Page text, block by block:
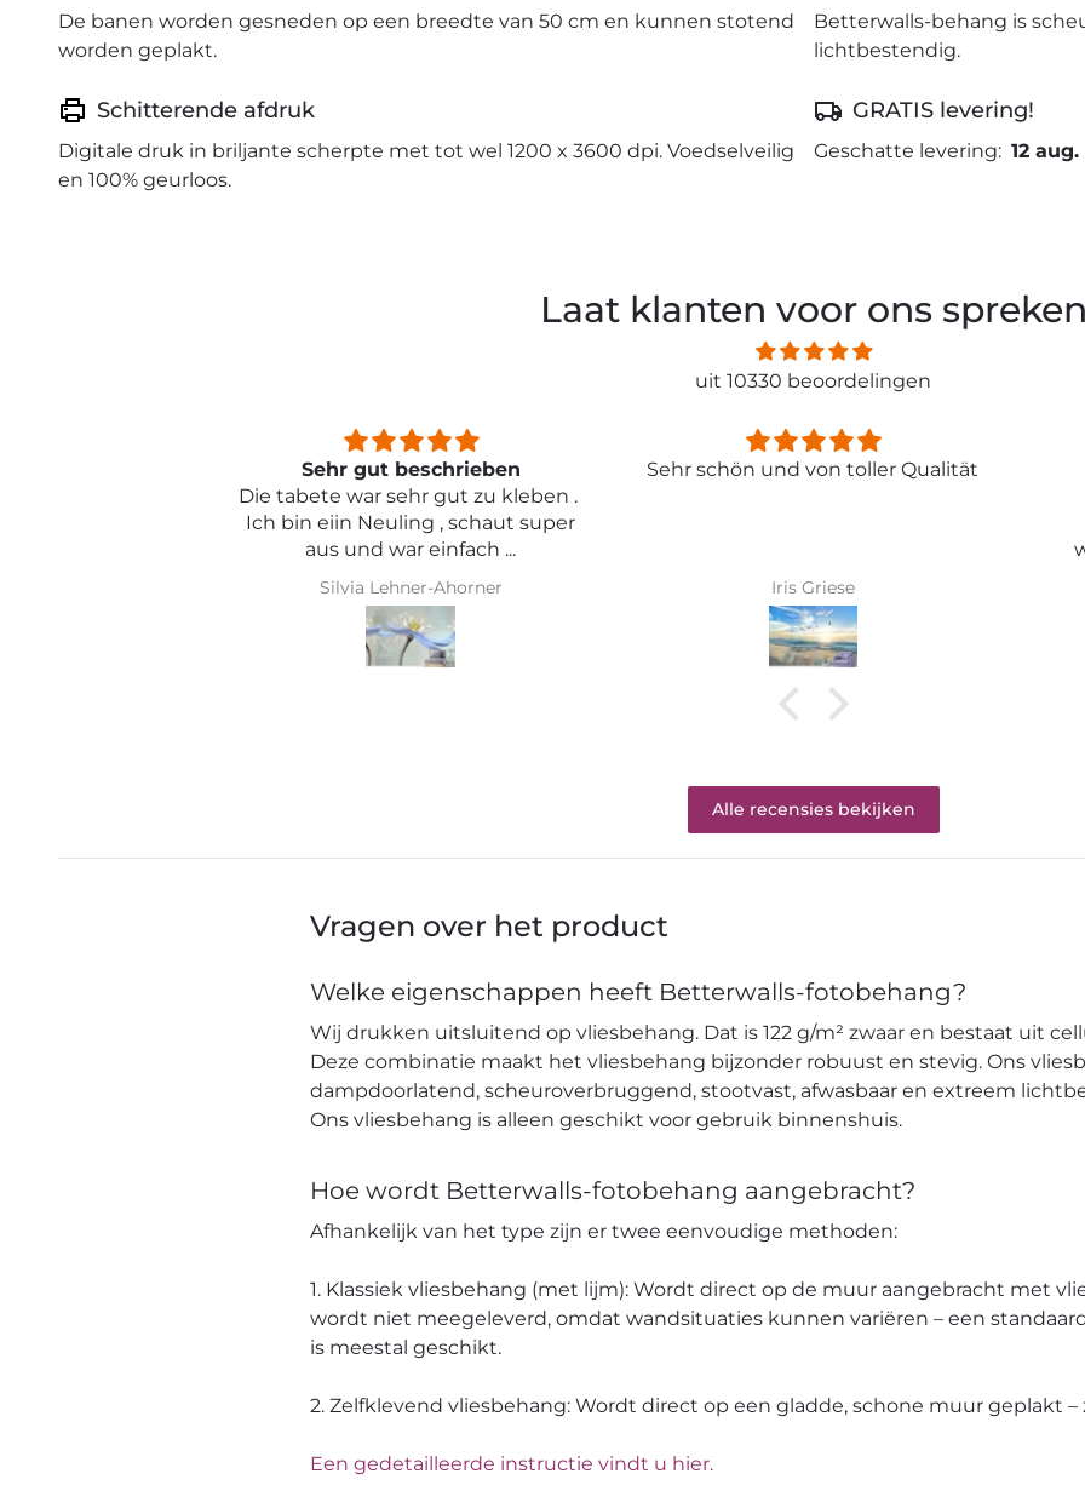
De banen worden gesneden op een breedte van 50 cm en kunnen stotend
worden geplakt.
Betterwalls-behang is
lichtbestendig.
Schitterende afdruk
Digitale druk in briljante scherpte met tot wel 1200 x 3600 dpi. Voedselveilig
en 100% geurloos.
GRATIS levering!
Geschatte levering: 12 aug.
Laat klanten voor ons spreken
uit 10330 beoordelingen
Sehr schön und von toller Qualität
Iris Griese
Entspricht genau meiner
Qualität .
Karin Bader
Alle recensies bekijken
Vragen over het product
Welke eigenschappen heeft Betterwalls-fotobehang?
Wij drukken uitsluitend op vliesbehang. Dat is 122 g/m² zwaar en bestaat uit
Deze combinatie maakt het vliesbehang bijzonder robuust en stevig. Ons
dampdoorlatend, scheuroverbruggend, stootvast, afwasbaar en extreem
Ons vliesbehang is alleen geschikt voor gebruik binnenshuis.
Hoe wordt Betterwalls-fotobehang aangebracht?
Afhankelijk van het type zijn er twee eenvoudige methoden:
1. Klassiek vliesbehang (met lijm): Wordt direct op de muur aangebracht met
wordt niet meegeleverd, omdat wandsituaties kunnen variëren – een
is meestal geschikt.
2. Zelfklevend vliesbehang: Wordt direct op een gladde, schone muur geplakt –
Een gedetailleerde instructie vindt u hier.